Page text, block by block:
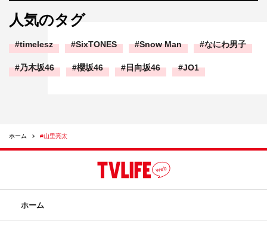
人気のタグ
timelesz SixTONES Snow Man なにわ男子
乃木坂46 櫻坂46 日向坂46 JO1
ホーム #山里亮太
ホーム